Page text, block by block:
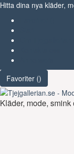
Hitta dina nya kläder,
Favoriter ()
Kläder, mode,